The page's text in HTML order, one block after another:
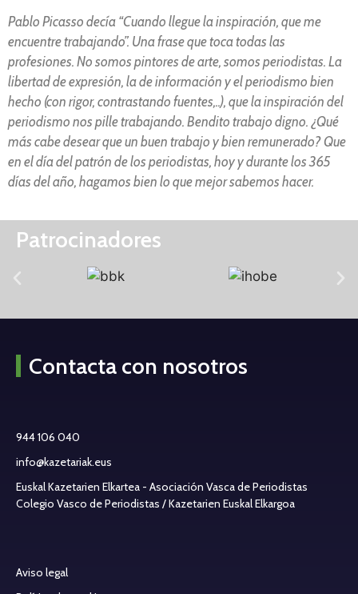
Pablo Picasso decía “Cuando llegue la inspiración, que me
encuentre trabajando”. Una frase que toca todas las
profesiones. No somos pintores de arte, somos periodistas. La
libertad de expresión, la de información y el periodismo bien
hecho (con rigor, contrastando fuentes,..), que la inspiración del
periodismo nos pille trabajando. Bendito trabajo digno. ¿Qué
más cabe desear que un buen trabajo y bien remunerado? Que
en el día del patrón de los periodistas, hoy y durante los 365
días del año, hagamos bien lo que mejor sabemos hacer.
Patrocinadores
Contacta con nosotros
944 106 040
info@kazetariak.eus
Euskal Kazetarien Elkartea - Asociación Vasca de Periodistas
Colegio Vasco de Periodistas / Kazetarien Euskal Elkargoa
Aviso legal